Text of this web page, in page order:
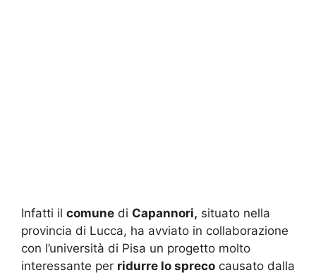
Infatti il comune di Capannori, situato nella
provincia di Lucca, ha avviato in collaborazione
con l’università di Pisa un progetto molto
interessante per ridurre lo spreco causato dalla